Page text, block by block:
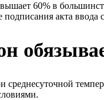
60% в
акта ввода